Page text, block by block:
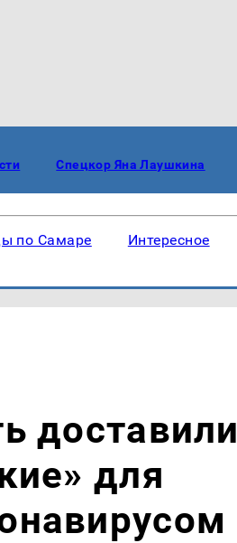
Спецкор Яна Лаушкина
по Самаре Интересное
доставили
для